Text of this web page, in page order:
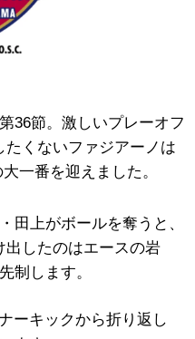
36節。激しいプレーオフ
くないファジアーノは
一番を迎えました。
田上がボールを奪うと、
出したのはエースの岩
制します。
ーキックから折り返し